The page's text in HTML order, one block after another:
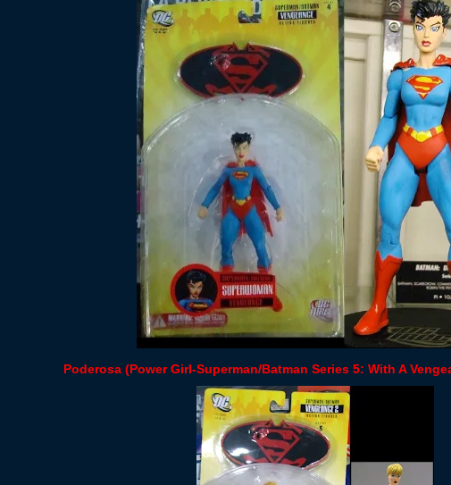
Poderosa (Power Girl-Superman/Batman Series 5: With A